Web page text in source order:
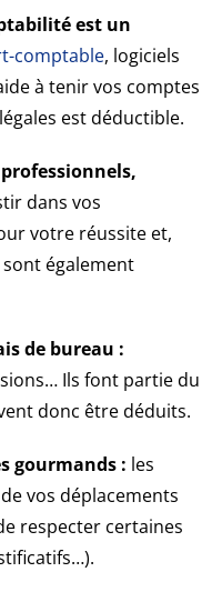
est un
comptable, logiciels
à tenir vos comptes
est déductible.
dans vos
votre réussite et,
également
de bureau :
Ils font partie du
donc être déduits.
gourmands : les
vos déplacements
respecter certaines